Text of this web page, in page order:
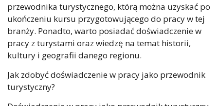
przewodnika turystycznego, którą można uzyskać po
ukończeniu kursu przygotowującego do pracy w tej
branży. Ponadto, warto posiadać doświadczenie w
pracy z turystami oraz wiedzę na temat historii,
kultury i geografii danego regionu.
Jak zdobyć doświadczenie w pracy jako przewodnik
turystyczny?